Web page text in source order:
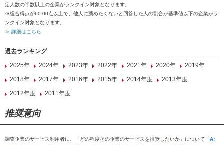
定人数の半数以上の企業がランクイン対象となります。
※総合得点が60.00点以上で、他人に薦めたくないと回答した人の割合が基準値以下の企業がラ
ンクイン対象となります。
≫ 詳細はこちら
過去ランキング
2025年
2024年 2023年 2022年 2021年 2020年
2019年
2018年
2017年 2016年 2015年 2014年度
2013年度
2012年度
2011年度
推奨意向
調査企業のサービス利用者に、「どの程度その企業のサービスを推奨したいか」について「A: